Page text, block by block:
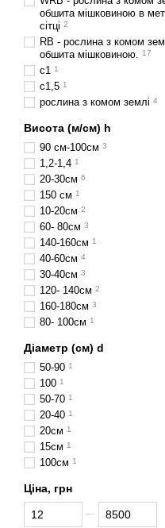
обшита мішковиною в
сітці 2
RB - рослина з комом
обшита мішковиною. 17
с1 1
с1,5 1
рослина з комом землі 4
Висота (м/см) h
90 см-100см 3
1,2-1,4 1
20-30см 6
150 см 1
10-20см 2
60- 80см 3
140-160см 1
40-60см 4
30-40см 3
120- 140см 2
160-180см 3
80- 100см 1
Діаметр (cм) d
50-90 1
100 1
50-70 1
20-40 1
20см 1
15см 1
100см 1
Ціна, грн
Від Ціна, грн
До Ціна, грн